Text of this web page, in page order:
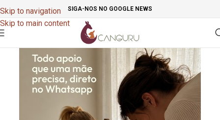
Skip to navigation
Skip to main content
SIGA-NOS NO GOOGLE NEWS